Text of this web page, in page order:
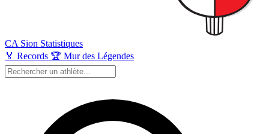
CA Sion Statistiques
🏅 Records 🏆 Mur des Légendes